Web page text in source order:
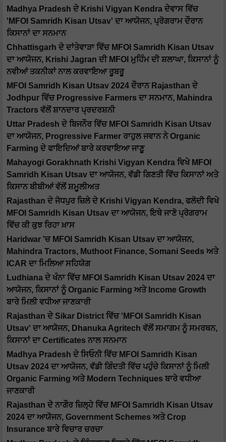
Madhya Pradesh ਦੇ Krishi Vigyan Kendra ਦੇਵਾਸ ਵਿੱਚ
'MFOI Samridh Kisan Utsav' ਦਾ ਆਯੋਜਨ, ਪ੍ਰੋਗਰਾਮ ਦੌਰਾਨ
ਕਿਸਾਨਾਂ ਦਾ ਸਨਮਾਨ
Chhattisgarh ਦੇ ਦਾਂਤੇਵਾੜਾ ਵਿੱਚ MFOI Samridh Kisan Utsav
ਦਾ ਆਯੋਜਨ, Krishi Jagran ਦੀ MFOI ਮੁਹਿੰਮ ਦੀ ਸ਼ਲਾਘਾ, ਕਿਸਾਨਾਂ ਨੂੰ
ਨਵੀਆਂ ਤਕਨੀਕਾਂ ਨਾਲ ਕਰਵਾਇਆ ਰੂਬਰੂ
MFOI Samridh Kisan Utsav 2024 ਦੌਰਾਨ Rajasthan ਦੇ
Jodhpur ਵਿੱਚ Progressive Farmers ਦਾ ਸਨਮਾਨ, Mahindra
Tractors ਵੱਲੋਂ ਸ਼ਾਨਦਾਰ ਪ੍ਰਦਰਸ਼ਨੀ
Uttar Pradesh ਦੇ ਬਿਜਨੌਰ ਵਿੱਚ MFOI Samridh Kisan Utsav
ਦਾ ਆਯੋਜਨ, Progressive Farmer ਰਾਹੁਲ ਜਵਾਨ ਨੇ Organic
Farming ਦੇ ਫਾਇਦਿਆਂ ਬਾਰੇ ਕਰਵਾਇਆ ਜਾਣੂ
Mahayogi Gorakhnath Krishi Vigyan Kendra ਵਿਖੇ MFOI
Samridh Kisan Utsav ਦਾ ਆਯੋਜਨ, ਵੱਡੀ ਗਿਣਤੀ ਵਿੱਚ ਕਿਸਾਨਾਂ ਅਤੇ
ਕਿਸਾਨ ਬੀਬੀਆਂ ਵੱਲੋਂ ਸ਼ਮੂਲੀਅਤ
Rajasthan ਦੇ ਜੋਧਪੁਰ ਜ਼ਿਲੇ ਦੇ Krishi Vigyan Kendra, ਫਲੋਦੀ ਵਿਖੇ
MFOI Samridh Kisan Utsav ਦਾ ਆਯੋਜਨ, ਇਥੇ ਜਾਣੋ ਪ੍ਰੋਗਰਾਮ
ਵਿੱਚ ਕੀ ਕੁਝ ਰਿਹਾ ਖ਼ਾਸ
Haridwar 'ਚ MFOI Samridh Kisan Utsav ਦਾ ਆਯੋਜਨ,
Mahindra Tractors, Muthoot Finance, Somani Seeds ਅਤੇ
ICAR ਦਾ ਮਿਲਿਆ ਸਹਿਯੋਗ
Ludhiana ਦੇ ਖੰਨਾ ਵਿੱਚ MFOI Samridh Kisan Utsav 2024 ਦਾ
ਆਯੋਜਨ, ਕਿਸਾਨਾਂ ਨੂੰ Organic Farming ਅਤੇ Income Growth
ਬਾਰੇ ਮਿਲੀ ਵਧੀਆ ਜਾਣਕਾਰੀ
Rajasthan ਦੇ Sikar District ਵਿੱਚ 'MFOI Samridh Kisan
Utsav' ਦਾ ਆਯੋਜਨ, Dhanuka Agritech ਵੱਲੋਂ ਸਮਾਗਮ ਨੂੰ ਸਮਰਥਨ,
ਕਿਸਾਨਾਂ ਦਾ Certificates ਨਾਲ ਸਨਮਾਨ
Madhya Pradesh ਦੇ ਸਿਓਨੀ ਵਿੱਚ MFOI Samridh Kisan
Utsav 2024 ਦਾ ਆਯੋਜਨ, ਵੱਡੀ ਗਿੰਦਤੀ ਵਿੱਚ ਪਹੁੰਚੇ ਕਿਸਾਨਾਂ ਨੂੰ ਮਿਲੀ
Organic Farming ਅਤੇ Modern Techniques ਬਾਰੇ ਵਧੀਆ
ਜਾਣਕਾਰੀ
Rajasthan ਦੇ ਨਾਗੌਰ ਜ਼ਿਲ੍ਹੇ ਵਿੱਚ MFOI Samridh Kisan Utsav
2024 ਦਾ ਆਯੋਜਨ, Government Schemes ਅਤੇ Crop
Insurance ਬਾਰੇ ਵਿਚਾਰ ਚਰਚਾ